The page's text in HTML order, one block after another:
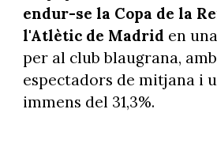
endur-se la Copa de la
l'Atlètic de Madrid en
per al club blaugrana, amb
espectadors de mitjana i
immens del 31,3%.